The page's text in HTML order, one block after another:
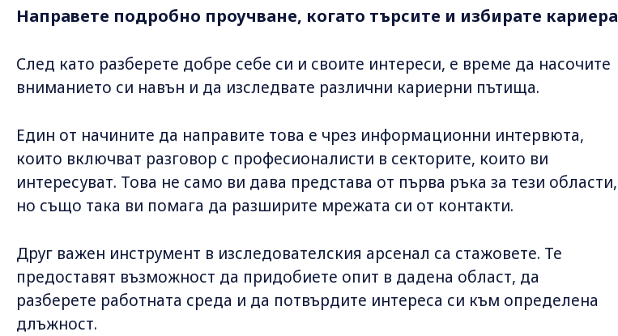
Направете подробно проучване, когато търсите и избирате кариера
След като разберете добре себе си и своите интереси, е време да насочите
вниманието си навън и да изследвате различни кариерни пътища.
Един от начините да направите това е чрез информационни интервюта,
които включват разговор с професионалисти в секторите, които ви
интересуват. Това не само ви дава представа от първа ръка за тези области,
но също така ви помага да разширите мрежата си от контакти.
Друг важен инструмент в изследователския арсенал са стажовете. Те
предоставят възможност да придобиете опит в дадена област, да
разберете работната среда и да потвърдите интереса си към определена
длъжност.